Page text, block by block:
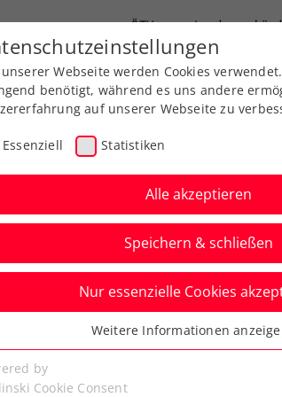
ÖTV
Leistungssport Ausbildung
Austria Ladies
500-Event
Webseite werden Cookies
benötigt, während es uns andere
auf unserer Webseite zu
Essenziell Statistiken
Alle akzeptieren
Speichern & schließen
Nur essenzielle Cookies
Cookies werden für grundlegende
benötigt. Dadurch ist gewährleistet,
Weitere Informationen
by
Cookie Consent